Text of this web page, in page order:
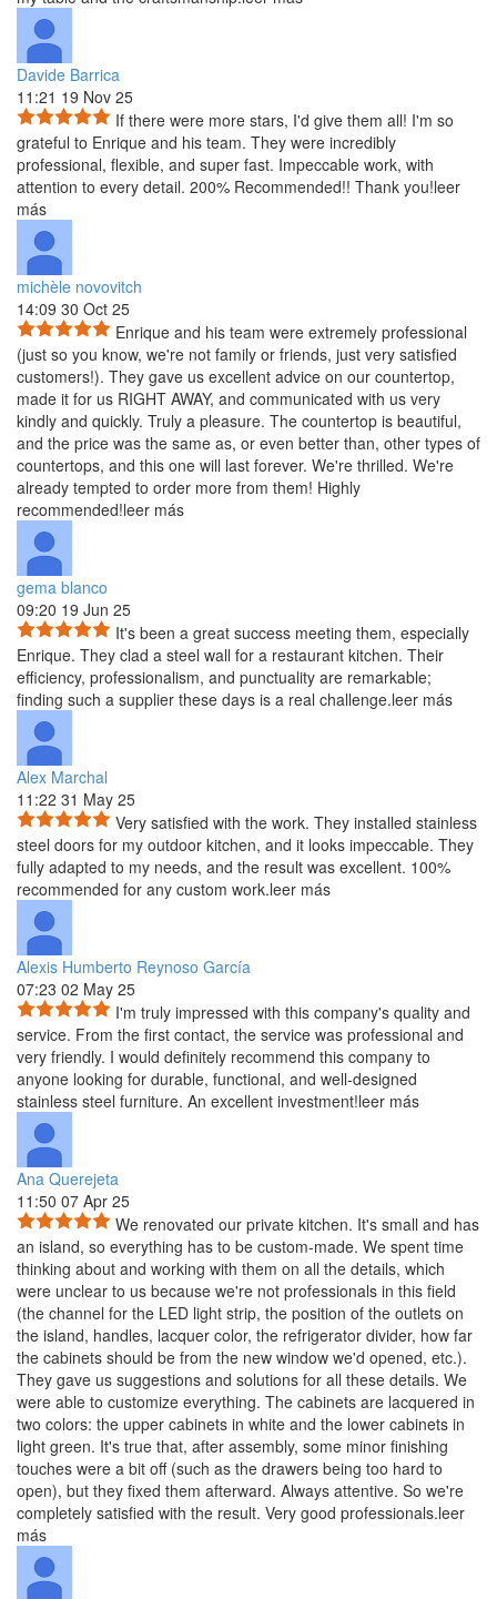
Davide Barrica
11:21 19 Nov 25
If there were more stars, I'd give them all! I'm so
grateful to Enrique and his team. They were incredibly
professional, flexible, and super fast. Impeccable work, with
attention to every detail. 200% Recommended!! Thank you!leer
más
michèle novovitch
14:09 30 Oct 25
Enrique and his team were extremely professional
(just so you know, we're not family or friends, just very satisfied
customers!). They gave us excellent advice on our countertop,
made it for us RIGHT AWAY, and communicated with us very
kindly and quickly. Truly a pleasure. The countertop is beautiful,
and the price was the same as, or even better than, other types of
countertops, and this one will last forever. We're thrilled. We're
already tempted to order more from them! Highly
recommended!leer más
gema blanco
09:20 19 Jun 25
It's been a great success meeting them, especially
Enrique. They clad a steel wall for a restaurant kitchen. Their
efficiency, professionalism, and punctuality are remarkable;
finding such a supplier these days is a real challenge.leer más
Alex Marchal
11:22 31 May 25
Very satisfied with the work. They installed stainless
steel doors for my outdoor kitchen, and it looks impeccable. They
fully adapted to my needs, and the result was excellent. 100%
recommended for any custom work.leer más
Alexis Humberto Reynoso García
07:23 02 May 25
I'm truly impressed with this company's quality and
service. From the first contact, the service was professional and
very friendly. I would definitely recommend this company to
anyone looking for durable, functional, and well-designed
stainless steel furniture. An excellent investment!leer más
Ana Querejeta
11:50 07 Apr 25
We renovated our private kitchen. It's small and has
an island, so everything has to be custom-made. We spent time
thinking about and working with them on all the details, which
were unclear to us because we're not professionals in this field
(the channel for the LED light strip, the position of the outlets on
the island, handles, lacquer color, the refrigerator divider, how far
the cabinets should be from the new window we'd opened, etc.).
They gave us suggestions and solutions for all these details. We
were able to customize everything. The cabinets are lacquered in
two colors: the upper cabinets in white and the lower cabinets in
light green. It's true that, after assembly, some minor finishing
touches were a bit off (such as the drawers being too hard to
open), but they fixed them afterward. Always attentive. So we're
completely satisfied with the result. Very good professionals.leer
más